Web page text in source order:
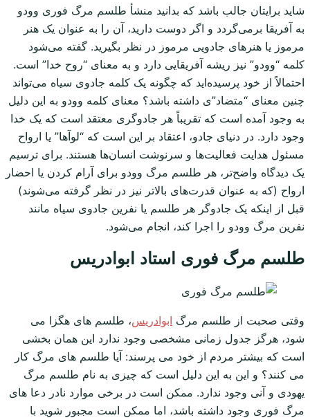
شاید برایتان جالب باشد که بدانید منشأ طلسم مرگ فوری وودو
به آفریقا برمی‌گردد و اگر دوست دارید، آن را به عنوان یک هنر
مرموز یا هنرهای جادویی مرموز در نظر بگیرید. گفته می‌شود
کلمه “وودو” نیز ریشه آفریقایی دارد و به معنای “روح خدا” است.
احتمالاً از خود پرسیده‌اید که چگونه یک کلمه جادوی سیاه می‌تواند
چنین معنای “متضاد”ی داشته باشد؟ معنای کلمه وودو به این دلیل
به وجود آمده است که تقریباً هر جادوگری معتقد است که یک خدا
وجود دارد. در دنیای جادو، اعتقاد بر این است که “لوآها” یا ارواح
مسئول هدایت فعالیت‌ها و سرنوشت انسان‌ها هستند. برای ترسیم
یک دیدگاه واضح‌تر، هر طلسم مرگ وودو برای آرام کردن یا احضار
ارواح (که به عنوان قدرت‌های بالاتر نیز در نظر گرفته می‌شوند)
قبل از اینکه یک جادوگر هر طلسم یا نفرین جادوی سیاه مانند
نفرین مرگ وودو را اجرا کند، انجام می‌شود.
طلسم مرگ فوری استاد ابوادریس
وقتی صحبت از طلسم مرگ ابوادریس، طلسم های هگزا می
شود، هرگز جدول زمانی مشخصی وجود ندارد این همان بخشی
است که بیشتر مردم از خود می پرسند: آیا طلسم های مرگ کار
می کنند؟ و این به این دلیل است که چیزی به نام طلسم مرگ
یهودی و آنی وجود ندارد. ممکن است در برخی موارد نادر دعا های
مرگ فوری وجود داشته باشد، اما ممکن است مجبور شوید با